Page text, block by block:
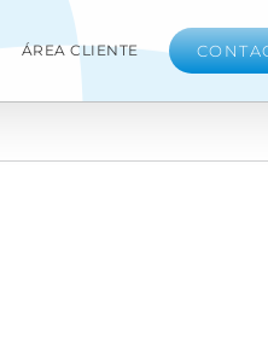
ÁREA CLIENTE